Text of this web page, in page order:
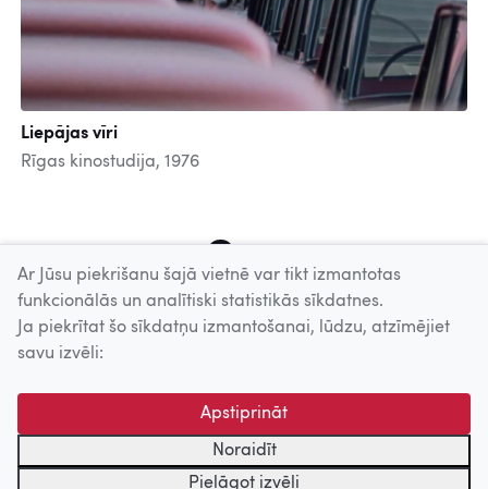
Liepājas vīri
Rīgas kinostudija, 1976
Uz augšu
© 2026 Nacionālais Kino centrs, Kultūras informācijas sistēmu
centrs. Sadarbības partneris: Latvijas Valsts
kinofotofonodokumentu arhīvs.
Ar Jūsu piekrišanu šajā vietnē var tikt izmantotas
funkcionālās un analītiski statistikās sīkdatnes.
Ja piekrītat šo sīkdatņu izmantošanai, lūdzu, atzīmējiet
savu izvēli:
Apstiprināt
Noraidīt
Pielāgot izvēli